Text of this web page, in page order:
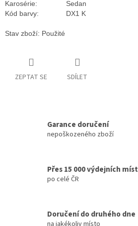
Karosérie:
Sedan
Kód barvy:
DX1 K
Stav zboží: Použité
ZEPTAT SE SDÍLET
Garance doručení
nepoškozeného zboží
Přes 15 000 výdejních míst
po celé ČR
Doručení do druhého dne
na jakékoliv místo